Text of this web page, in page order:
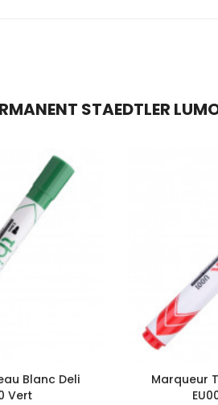
STAEDTLER
Blanc Deli
Vert
Marqueur